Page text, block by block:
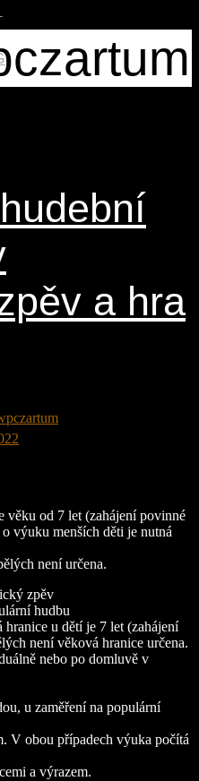
a hra
od 7 let (zahájení povinné
výuku menších děti je nutná
není určena.
zpěv
hudbu
hranice u dětí je 7 let (zahájení
není věková hranice určena.
nebo po domluvě v
u zaměření na populární
V obou případech výuka počítá
a výrazem.